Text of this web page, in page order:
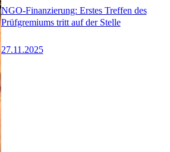
NGO-Finanzierung: Erstes Treffen des
Prüfgremiums tritt auf der Stelle
27.11.2025